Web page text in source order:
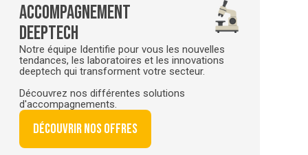
Accompagnement
deeptech
Notre équipe Identifie pour vous les nouvelles
tendances, les laboratoires et les innovations
deeptech qui transforment votre secteur.
Découvrez nos différentes solutions
d'accompagnements.
Découvrir nos offres